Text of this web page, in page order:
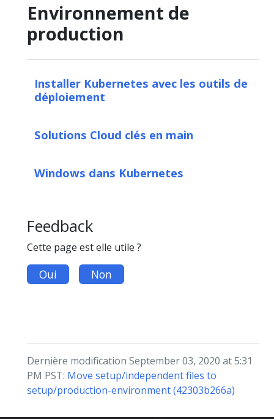
Environnement de
production
Installer Kubernetes avec les outils de
déploiement
Solutions Cloud clés en main
Windows dans Kubernetes
Feedback
Cette page est elle utile ?
Oui Non
Dernière modification September 03, 2020 at 5:31
PM PST: Move setup/independent files to
setup/production-environment (42303b266a)